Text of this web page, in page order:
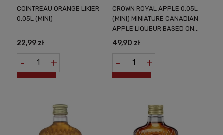
COINTREAU ORANGE LIKIER
0,05L (MINI)
22,99 zł
- +
CROWN ROYAL APPLE 0.05L
(MINI) MINIATURE CANADIAN
APPLE LIQUEUR BASED ON
WHISKY
49,90 zł
- +